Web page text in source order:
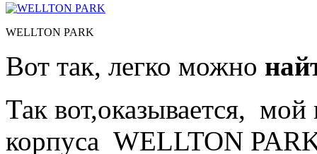
WELLTON PARK
Вот так, легко можно
Так вот,оказывается,
корпуса WELLTON